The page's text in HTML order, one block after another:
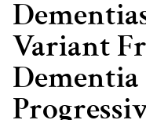
Variant